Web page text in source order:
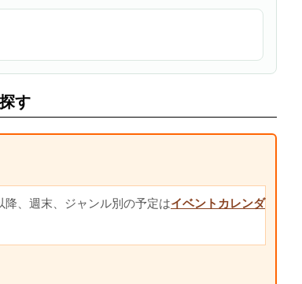
す
、週末、ジャンル別の予定はイベントカレンダ